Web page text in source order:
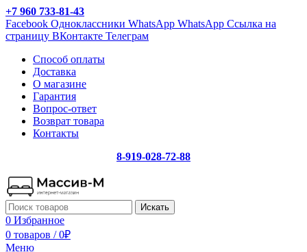
+7 960 733-81-43
Facebook Одноклассники WhatsApp WhatsApp Ссылка на
страницу ВКонтакте Телеграм
Способ оплаты
Доставка
О магазине
Гарантия
Вопрос-ответ
Возврат товара
Контакты
8-919-028-72-88
Искать
0 Избранное
0 товаров / 0₽
Меню